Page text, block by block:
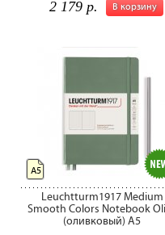
В корзину
2 179 р.
Leuchtturm1917 Medium
Smooth Colors Notebook
(оливковый) А5
А5